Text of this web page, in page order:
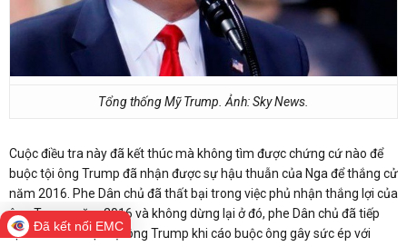
Tổng thống Mỹ Trump. Ảnh: Sky News.
Cuộc điều tra này đã kết thúc mà không tìm được chứng cứ nào để
buộc tội ông Trump đã nhận được sự hậu thuẫn của Nga để thắng cử
năm 2016. Phe Dân chủ đã thất bại trong việc phủ nhận thắng lợi của
ông Trump năm 2016 và không dừng lại ở đó, phe Dân chủ đã tiếp
tục tìm cách luận tội ông Trump khi cáo buộc ông gây sức ép với
Đã kết nối EMC